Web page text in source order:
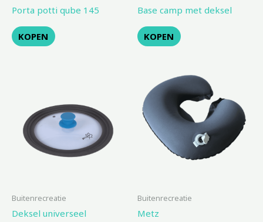
Porta potti qube 145
KOPEN
Base camp met deksel
KOPEN
Buitenrecreatie
Deksel universeel
Buitenrecreatie
Metz